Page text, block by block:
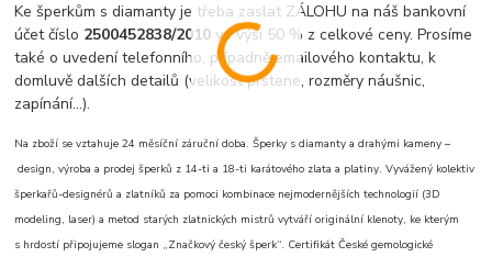
Ke šperkům s diamanty je třeba zaslat ZÁLOHU na náš bankovní
účet číslo 2500452838/2010ve výši 50 % z celkové ceny. Prosíme
také o uvedení telefonního, případně emailového kontaktu, k
domluvě dalších detailů (velikost prstene, rozměry náušnic,
zapínání...).
Na zboží se vztahuje 24 měsíční záruční doba. Šperky s diamanty a drahými kameny –
design, výroba a prodej šperků z 14-ti a 18-ti karátového zlata a platiny. Vyvážený kolektiv
šperkařů-designérů a zlatníků za pomoci kombinace nejmodernějších technologií (3D
modeling, laser) a metod starých zlatnických mistrů vytváří originální klenoty, ke kterým
s hrdostí připojujeme slogan „Značkový český šperk“. Certifikát České gemologické